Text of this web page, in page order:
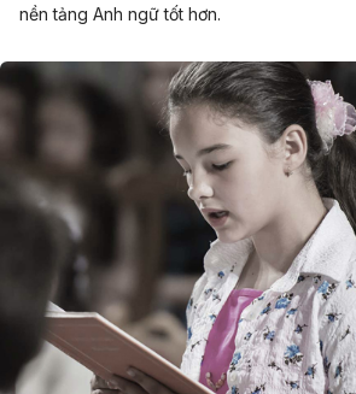
nền tảng Anh ngữ tốt hơn.